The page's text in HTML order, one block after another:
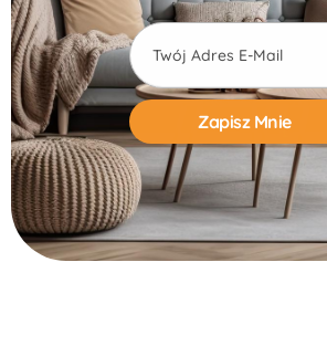
Alternative: